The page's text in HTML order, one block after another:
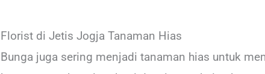
Florist di Jetis Jogja Tanaman Hias
Bunga juga sering menjadi tanaman hias untuk